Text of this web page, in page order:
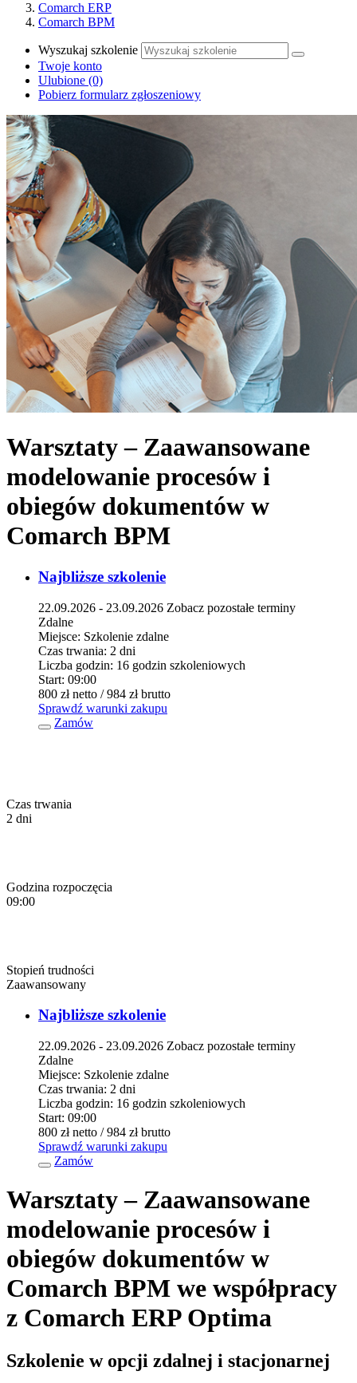
Comarch ERP
Comarch BPM
Wyszukaj szkolenie
Twoje konto
Ulubione (0)
Pobierz formularz zgłoszeniowy
Warsztaty – Zaawansowane
modelowanie procesów i
obiegów dokumentów w
Comarch BPM
Najbliższe szkolenie
22.09.2026 - 23.09.2026 Zobacz pozostałe terminy
Zdalne
Miejsce: Szkolenie zdalne
Czas trwania: 2 dni
Liczba godzin: 16 godzin szkoleniowych
Start: 09:00
800 złnetto / 984 złbrutto
Sprawdź warunki zakupu
Zamów
Czas trwania
2 dni
Godzina rozpoczęcia
09:00
Stopień trudności
Zaawansowany
Najbliższe szkolenie
22.09.2026 - 23.09.2026 Zobacz pozostałe terminy
Zdalne
Miejsce: Szkolenie zdalne
Czas trwania: 2 dni
Liczba godzin: 16 godzin szkoleniowych
Start: 09:00
800 złnetto / 984 złbrutto
Sprawdź warunki zakupu
Zamów
Warsztaty – Zaawansowane
modelowanie procesów i
obiegów dokumentów w
Comarch BPM we współpracy
z Comarch ERP Optima
Szkolenie w opcji zdalnej i stacjonarnej